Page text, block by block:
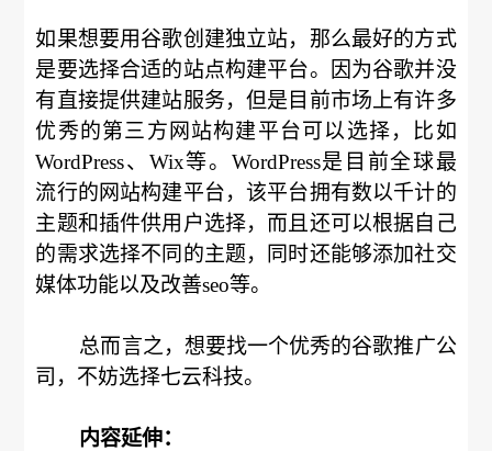
如果想要用谷歌创建独立站，那么最好的方式
是要选择合适的站点构建平台。因为谷歌并没
有直接提供建站服务，但是目前市场上有许多
优秀的第三方网站构建平台可以选择，比如
WordPress、Wix等。WordPress是目前全球最
流行的网站构建平台，该平台拥有数以千计的
主题和插件供用户选择，而且还可以根据自己
的需求选择不同的主题，同时还能够添加社交
媒体功能以及改善seo等。
总而言之，想要找一个优秀的谷歌推广公
司，不妨选择七云科技。
内容延伸：